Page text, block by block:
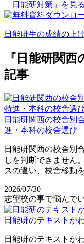
「日能研対策」を見る
日能研生の成績の上
『日能研関
記事
日能研関西の校舎別
進・本科の校舎選び
日能研関西の校舎別
しを判断できません
スの違い、校舎移動
2026/07/30
志望校の事で悩んで
日能研のテキストが
日能研のテキストが